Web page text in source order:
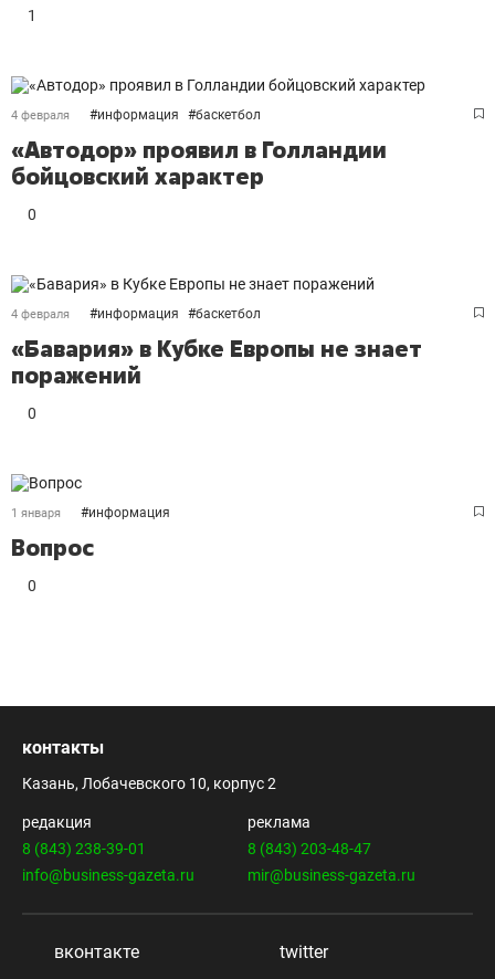
1
4 февраля #информация #баскетбол
«Автодор» проявил в Голландии
бойцовский характер
0
4 февраля #информация #баскетбол
«Бавария» в Кубке Европы не знает
поражений
0
1 января #информация
Вопрос
0
контакты
Казань, Лобачевского 10, корпус 2
редакция
8 (843) 238-39-01
info@business-gazeta.ru
реклама
8 (843) 203-48-47
mir@business-gazeta.ru
вконтакте
twitter